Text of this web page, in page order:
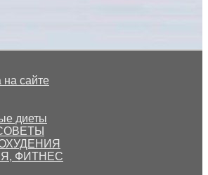
сайте
диеты
ФИТНЕС